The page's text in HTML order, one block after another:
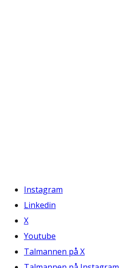
Instagram
Linkedin
X
Youtube
Talmannen på X